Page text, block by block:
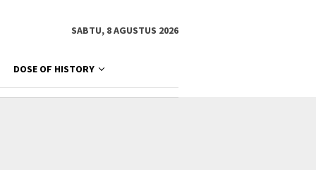
SABTU, 8 AGUSTUS 2026
DOSE OF HISTORY